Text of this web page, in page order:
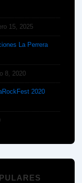
15, 2025
La Perrera
8, 2020
2020